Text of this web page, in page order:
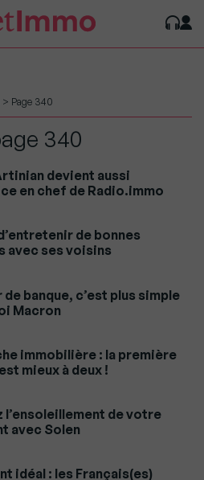
> Page 340
340
devient aussi
en chef de Radio.immo
de bonnes
avec ses voisins
de banque, c’est plus simple
Macron
immobilière : la première
mieux à deux !
l’ensoleillement de votre
avec Solen
idéal : les Français(es)